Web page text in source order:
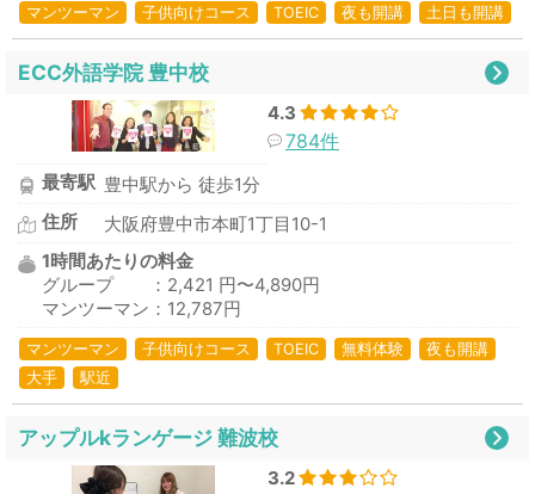
マンツーマン 子供向けコース TOEIC 夜も開講 土日も開講
ECC外語学院 豊中校
4.3
784件
最寄駅 豊中駅から 徒歩1分
住所
大阪府豊中市本町1丁目10-1
1時間あたりの料金
グループ ：2,421 円〜4,890円
マンツーマン：12,787円
マンツーマン 子供向けコース TOEIC 無料体験
夜も開講
大手
駅近
アップルkランゲージ 難波校
3.2